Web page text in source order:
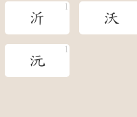
沂 沃
沅